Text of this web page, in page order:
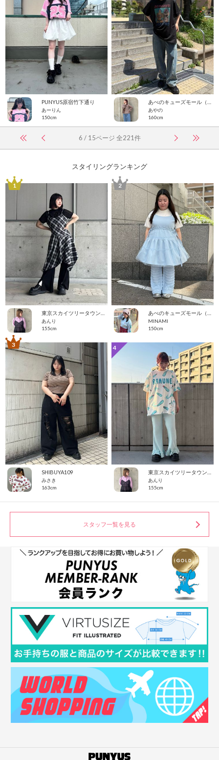
PUNYUS原宿竹下通り
あーりん
150cm
あやの
160cm
6 / 15ページ 全221件
スタイリングランキング
あんり
155cm
1
MINAMI
150cm
2
SHIBUYA109
みさき
163cm
3
あんり
155cm
4
スタッフ一覧を見る